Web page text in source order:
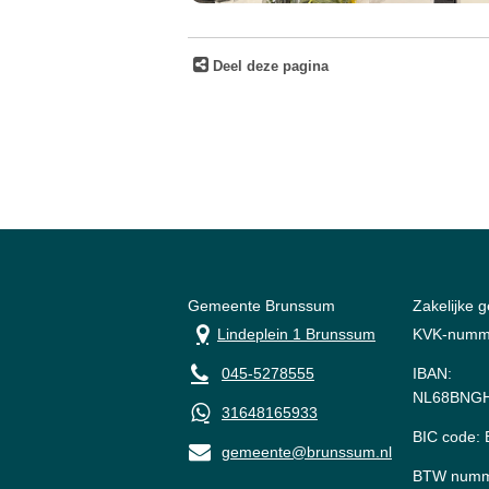
Deel deze pagina
Gemeente Brunssum
Lindeplein 1 Brunssum
045-5278555
31648165933
gemeente@brunssum.nl
Zakelijke
KVK-
IBAN:
BIC code:
BTW